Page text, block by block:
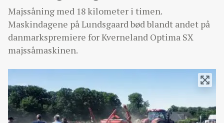
Majssåning med 18 kilometer i timen.
Maskindagene på Lundsgaard bød blandt andet på
danmarkspremiere for Kverneland Optima SX
majssåmaskinen.